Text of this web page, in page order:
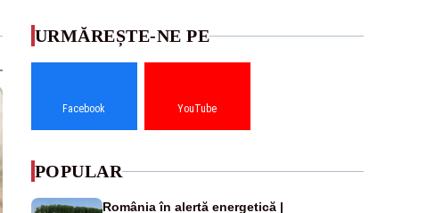
URMĂREȘTE-NE PE
Facebook YouTube
POPULAR
România în alertă energetică |